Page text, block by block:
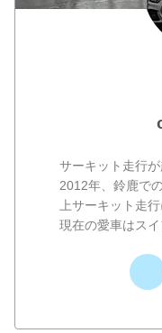
サーキット走行
2012年、鈴鹿で
上サーキット走
現在の愛車はス